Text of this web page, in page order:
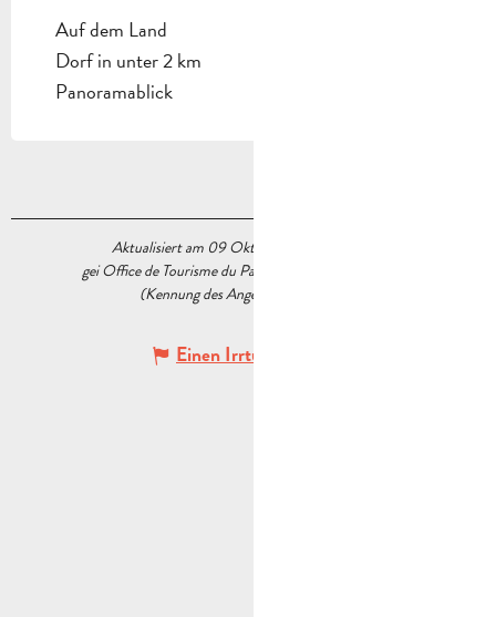
Auf dem Land
Dorf in unter 2 km
Panoramablick
Aktualisiert am 09 Oktober 2025 Um 10:32
gei Office de Tourisme du Pays d’Aubagne et de l’Étoile
(Kennung des Angebots :
Einen Irrtum angeben